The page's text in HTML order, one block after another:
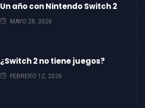
Un año con Nintendo Switch 2
MAYO 28, 2026
¿Switch 2 no tiene juegos?
FEBRERO 12, 2026